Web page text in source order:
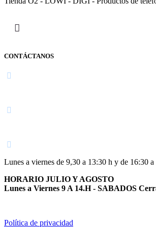
CONTÁCTANOS
Lunes a viernes de 9,30 a 13:30 h y de 16:30
HORARIO JULIO Y AGOSTO
Lunes a Viernes 9 A 14.H - SABADOS
Política de privacidad